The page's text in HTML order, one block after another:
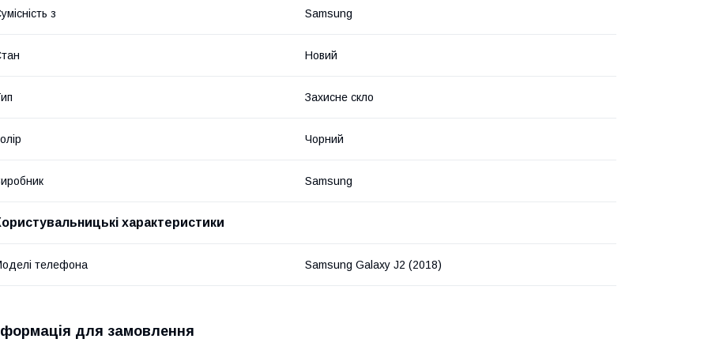
з Samsung
Новий
Захисне скло
Чорний
Samsung
характеристики
телефона Samsung Galaxy J2 (2018)
для замовлення